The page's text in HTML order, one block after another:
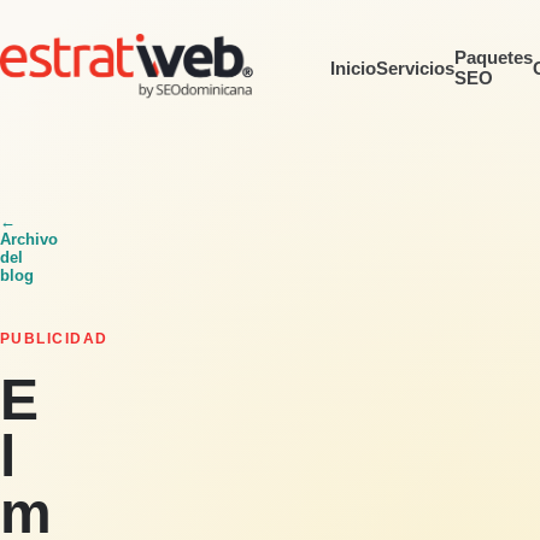
InicioServiciosPaquetes
SEO
←
Archivo
del
blog
PUBLICIDAD
E
l
m